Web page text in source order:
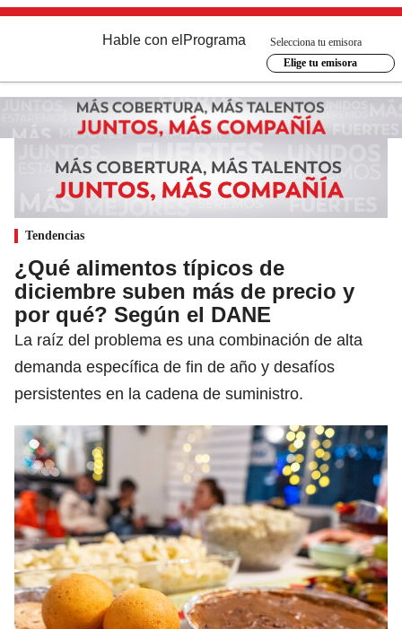
Hable con el Programa
Selecciona tu emisora
Elige tu emisora
Tendencias
¿Qué alimentos típicos de
diciembre suben más de precio y
por qué? Según el DANE
La raíz del problema es una combinación de alta
demanda específica de fin de año y desafíos
persistentes en la cadena de suministro.